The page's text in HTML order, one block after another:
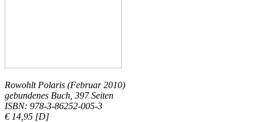
Rowohlt Polaris (Februar 2010)
gebundenes Buch, 397 Seiten
ISBN: 978-3-86252-005-3
€ 14,95 [D]